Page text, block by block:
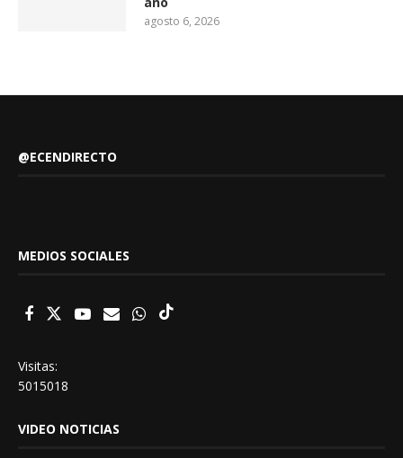
agosto 6, 2026
@ECENDIRECTO
MEDIOS SOCIALES
Visitas:
5015018
VIDEO NOTICIAS